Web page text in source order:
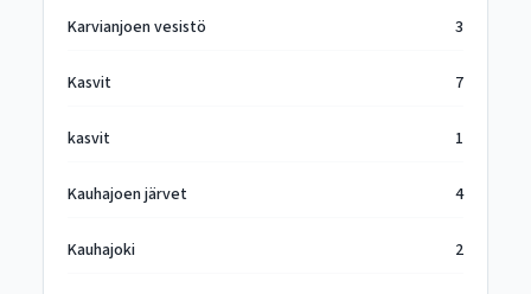
Karvianjoen vesistö 3
Kasvit 7
kasvit 1
Kauhajoen järvet 4
Kauhajoki 2